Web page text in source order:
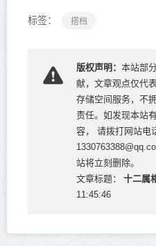
标签： 搭档
版权声明： 本站部
献，文章观点仅代
存储空间服务，不
责任。如发现本站
容， 请拨打网站电
站将立刻删除。
文章标题：
十二属
11:45:46